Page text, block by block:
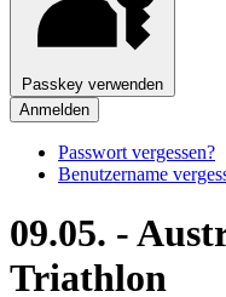
Passkey verwenden
Anmelden
Passwort vergessen?
Benutzername
09.05. -
Triathlon